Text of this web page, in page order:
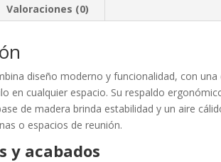
Valoraciones (0)
diseño moderno y funcionalidad, con
en cualquier espacio. Su respaldo
de madera brinda estabilidad y un aire
o espacios de reunión.
y acabados